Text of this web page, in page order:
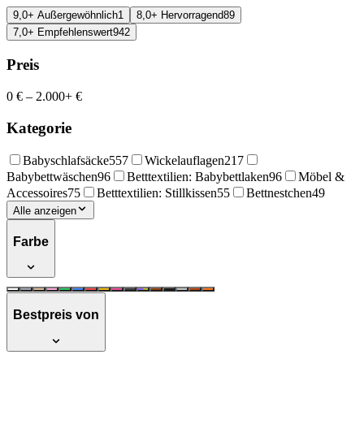
9,0+ Außergewöhnlich1 8,0+ Hervorragend89
7,0+ Empfehlenswert942
Preis
0 € – 2.000+ €
Kategorie
Babyschlafsäcke557 Wickelauflagen217
Babybettwäschen96 Betttextilien: Babybettlaken96
Möbel &
Accessoires75 Betttextilien: Stillkissen55 Bettnestchen49
Alle anzeigen
Farbe
Bestpreis von